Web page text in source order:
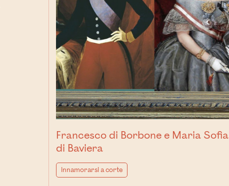
Francesco di Borbone e Maria Sofia
di Baviera
innamorarsi a corte